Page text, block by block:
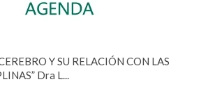
Y SU RELACIÓN CON LAS
Dra L...